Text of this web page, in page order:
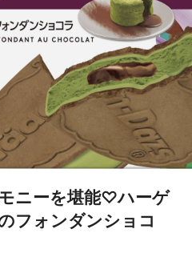
ニーを堪能♡ハーゲ
フォンダンショコ